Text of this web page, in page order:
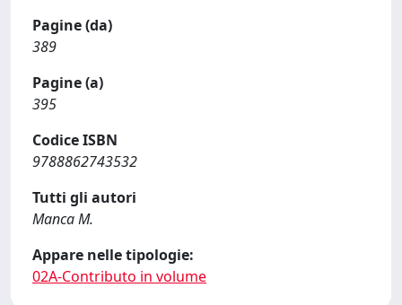
Pagine (da)
389
Pagine (a)
395
Codice ISBN
9788862743532
Tutti gli autori
Manca M.
Appare nelle tipologie:
02A-Contributo in volume